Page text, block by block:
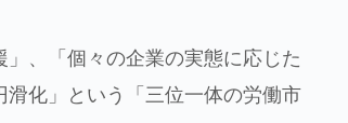
」、「個々の企業の実態に応じた
化」という「三位一体の労働市